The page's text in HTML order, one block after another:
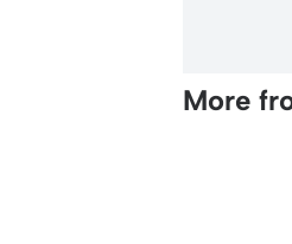
More